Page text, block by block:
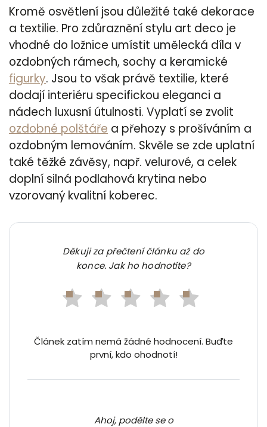
Kromě osvětlení jsou důležité také dekorace
a textilie. Pro zdůraznění stylu art deco je
vhodné do ložnice umístit umělecká díla v
ozdobných rámech, sochy a keramické
figurky. Jsou to však právě textilie, které
dodají interiéru specifickou eleganci a
nádech luxusní útulnosti. Vyplatí se zvolit
ozdobné polštáře a přehozy s prošíváním a
ozdobným lemováním. Skvěle se zde uplatní
také těžké závěsy, např. velurové, a celek
doplní silná podlahová krytina nebo
vzorovaný kvalitní koberec.
Děkuji za přečtení článku až do
konce. Jak ho hodnotíte?
Článek zatím nemá žádné hodnocení. Buďte
první, kdo ohodnotí!
Ahoj, podělte se o